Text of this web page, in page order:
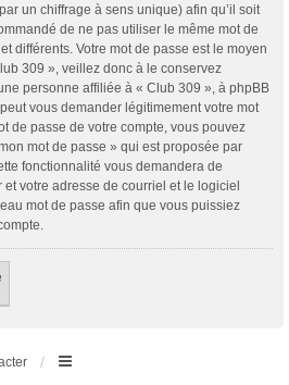
un chiffrage à sens unique) afin qu’il soit
de ne pas utiliser le même mot de
différents. Votre mot de passe est le moyen
309 », veillez donc à le conservez
personne affiliée à « Club 309 », à phpBB
vous demander légitimement votre mot
de passe de votre compte, vous pouvez
mot de passe » qui est proposée par
fonctionnalité vous demandera de
et votre adresse de courriel et le logiciel
mot de passe afin que vous puissiez